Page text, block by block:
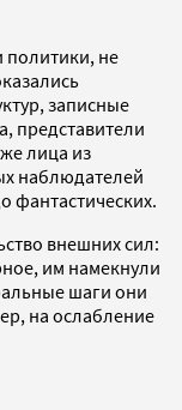
политики, не
записные
представители
лица из
наблюдателей
фантастических.
внешних сил:
им намекнули
шаги они
на ослабление